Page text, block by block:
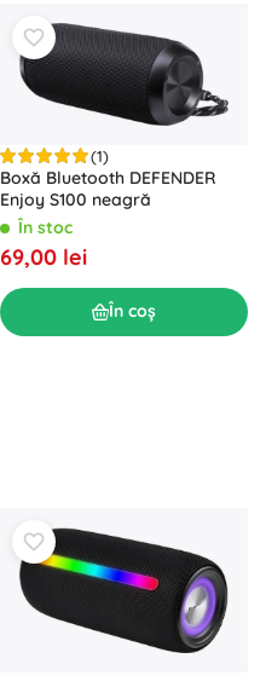
(1)
Boxă Bluetooth DEFENDER
Enjoy S100 neagră
În stoc
69,00 lei
În coș